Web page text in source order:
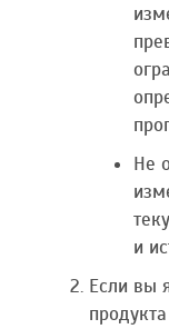
Не
и
Если вы